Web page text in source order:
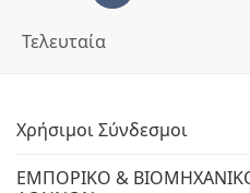
Τελευταία
Χρήσιμοι Σύνδεσμοι
ΕΜΠΟΡΙΚΟ &